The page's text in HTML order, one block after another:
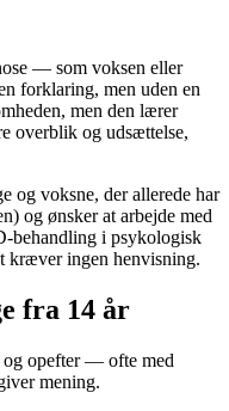
— som voksen eller
forklaring, men uden en
men den lærer
overblik og udsættelse,
og voksne, der allerede har
og ønsker at arbejde med
behandling i psykologisk
ingen henvisning.
fra 14 år
og opefter — ofte med
mening.